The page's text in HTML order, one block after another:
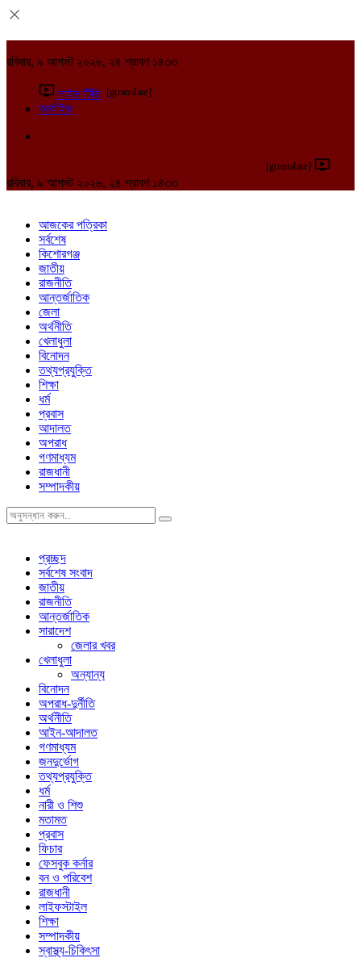
রবিবার, ৯ আগস্ট ২০২৬, ২৪ শ্রাবণ ১৪৩৩
লাইভ টিভি [gtranslate]
আর্কাইভ
[gtranslate]
রবিবার, ৯ আগস্ট ২০২৬, ২৪ শ্রাবণ ১৪৩৩
আজকের পত্রিকা
সর্বশেষ
কিশোরগঞ্জ
জাতীয়
রাজনীতি
আন্তর্জাতিক
জেলা
অর্থনীতি
খেলাধুলা
বিনোদন
তথ্যপ্রযুক্তি
শিক্ষা
ধর্ম
প্রবাস
আদালত
অপরাধ
গণমাধ্যম
রাজধানী
সম্পাদকীয়
প্রচ্ছদ
সর্বশেষ সংবাদ
জাতীয়
রাজনীতি
আন্তর্জাতিক
সারাদেশ
জেলার খবর
খেলাধুলা
অন্যান্য
বিনোদন
অপরাধ-দুর্নীতি
অর্থনীতি
আইন-আদালত
গণমাধ্যম
জনদুর্ভোগ
তথ্যপ্রযুক্তি
ধর্ম
নারী ও শিশু
মতামত
প্রবাস
ফিচার
ফেসবুক কর্নার
বন ও পরিবেশ
রাজধানী
লাইফস্টাইল
শিক্ষা
সম্পাদকীয়
স্বাস্থ্য-চিকিৎসা